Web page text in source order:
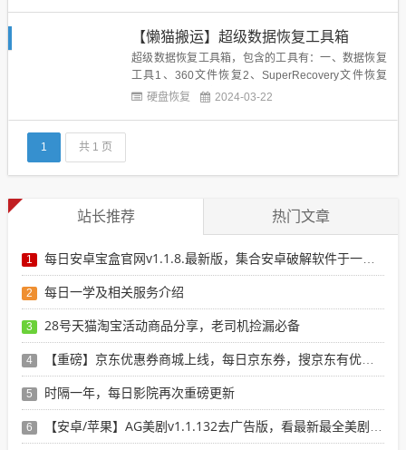
恢复，恢复4G以上的文件；真正可虚拟磁盘转换，可
修改VHD；—...
【懒猫搬运】超级数据恢复工具箱
超级数据恢复工具箱，包含的工具有：一、数据恢复
工具1、360文件恢复2、SuperRecovery文件恢复
3、DiskGenius文件恢复4、EasyRecovery文件恢复
硬盘恢复 2024-03-22
1 共 1 页
站长推荐 热门文章
1 每日安卓宝盒官网v1.1.8.最新版，集合安卓破解软件于一体，新增全网搜索引擎
2 每日一学及相关服务介绍
3 28号天猫淘宝活动商品分享，老司机捡漏必备
4 【重磅】京东优惠券商城上线，每日京东券，搜京东有优惠的商品
5 时隔一年，每日影院再次重磅更新
6 【安卓/苹果】AG美剧v1.1.132去广告版，看最新最全美剧选这个就行了！